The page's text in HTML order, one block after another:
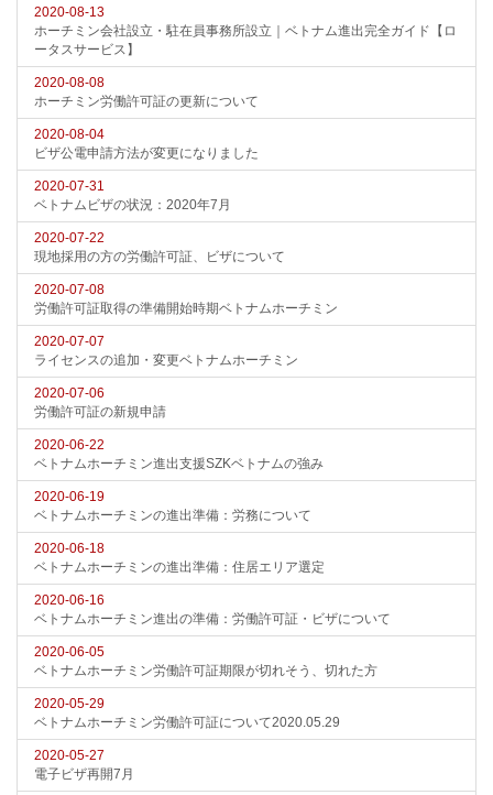
2020-08-13
ホーチミン会社設立・駐在員事務所設立｜ベトナム進出完全ガイド【ロ
ータスサービス】
2020-08-08
ホーチミン労働許可証の更新について
2020-08-04
ビザ公電申請方法が変更になりました
2020-07-31
ベトナムビザの状況：2020年7月
2020-07-22
現地採用の方の労働許可証、ビザについて
2020-07-08
労働許可証取得の準備開始時期ベトナムホーチミン
2020-07-07
ライセンスの追加・変更ベトナムホーチミン
2020-07-06
労働許可証の新規申請
2020-06-22
ベトナムホーチミン進出支援SZKベトナムの強み
2020-06-19
ベトナムホーチミンの進出準備：労務について
2020-06-18
ベトナムホーチミンの進出準備：住居エリア選定
2020-06-16
ベトナムホーチミン進出の準備：労働許可証・ビザについて
2020-06-05
ベトナムホーチミン労働許可証期限が切れそう、切れた方
2020-05-29
ベトナムホーチミン労働許可証について2020.05.29
2020-05-27
電子ビザ再開7月